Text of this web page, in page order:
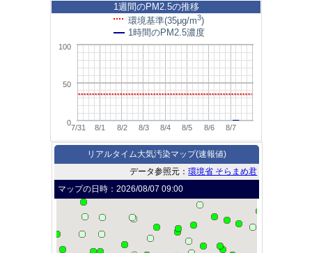
7/31 8/1 8/2 8/3 8/4 8/5 8/6 8/7
0
50
100
1週間のPM2.5の推移
環境基準(35μg/m3)
1時間のPM2.5濃度
リアルタイム大気汚染マップ(速報値)
データ参照元：環境省 そらまめ君
マップの日時：2026/08/07 09:00